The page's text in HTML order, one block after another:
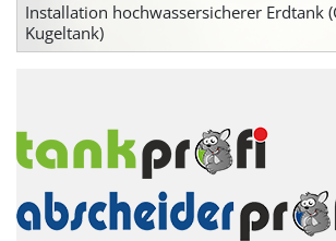
Installation hochwassersicherer Erdtank
Kugeltank)